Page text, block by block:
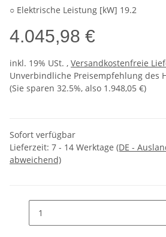
○ Elektrische Leistung [kW] 19.2
4.045,98 €
inkl. 19% USt. , Versandkostenfreie
Unverbindliche Preisempfehlung des
(Sie sparen 32.5%, also 1.948,05 €)
Sofort verfügbar
Lieferzeit: 7 - 14 Werktage (DE -
abweichend)